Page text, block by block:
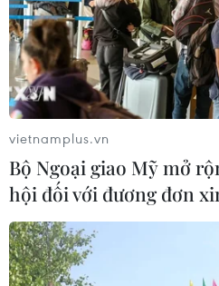
TIN CÙNG CHUYÊN
Giá vàng trong nước giảm
thương hiệu SJC lùi về
triệu đồng
07/08/2026 02:21
vietnamplus.vn
Bộ Ngoại giao Mỹ mở
hội đối với đương đơn